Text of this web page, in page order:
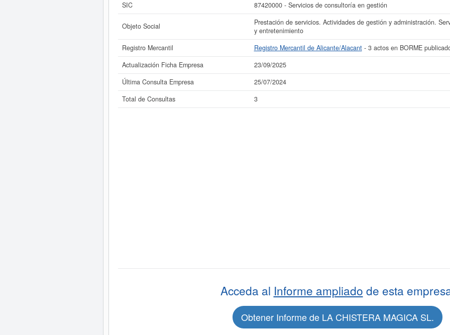
SIC
87420000 - Servicios de consultoría en gestión
Objeto Social
Prestación de servicios. Actividades de gestión y administración.
y entretenimiento
Registro Mercantil
Registro Mercantil de Alicante/Alacant- 3 actos en BORME
Actualización Ficha Empresa
23/09/2025
Última Consulta Empresa
25/07/2024
Total de Consultas
3
Acceda al Informe ampliado de esta
Obtener Informe de LA CHISTERA MAGICA SL.